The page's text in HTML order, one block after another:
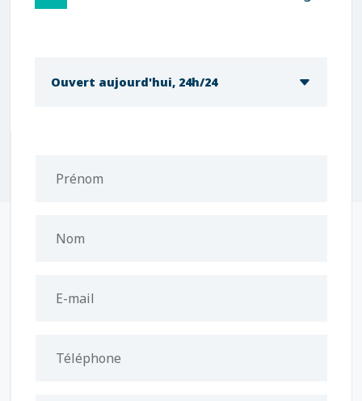
Ouvert aujourd'hui, 24h/24
Prénom
Nom
E-mail
Téléphone